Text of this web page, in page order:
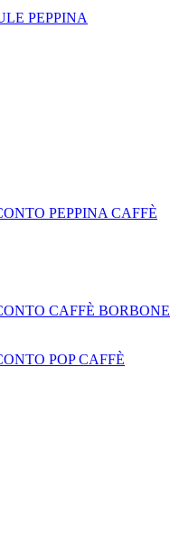
PEPPINA
PEPPINA CAFFÈ
CAFFÈ BORBONE
POP CAFFÈ